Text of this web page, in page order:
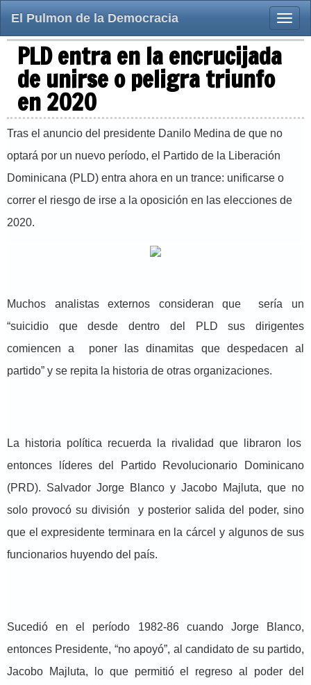
Toggle
El Pulmon de la Democracia
PLD entra en la encrucijada
de unirse o peligra triunfo
en 2020
Tras el anuncio del presidente Danilo Medina de que no
optará por un nuevo período, el Partido de la Liberación
Dominicana (PLD) entra ahora en un trance: unificarse o
correr el riesgo de irse a la oposición en las elecciones de
2020.
Muchos analistas externos consideran que sería un
“suicidio que desde dentro del PLD sus dirigentes
comiencen a poner las dinamitas que despedacen al
partido” y se repita la historia de otras organizaciones.
La historia política recuerda la rivalidad que libraron los
entonces líderes del Partido Revolucionario Dominicano
(PRD). Salvador Jorge Blanco y Jacobo Majluta, que no
solo provocó su división y posterior salida del poder, sino
que el expresidente terminara en la cárcel y algunos de sus
funcionarios huyendo del país.
Sucedió en el período 1982-86 cuando Jorge Blanco,
entonces Presidente, “no apoyó”, al candidato de su partido,
Jacobo Majluta, lo que permitió el regreso al poder del